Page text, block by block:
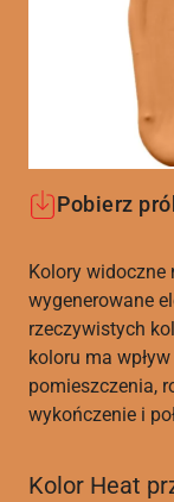
Pobierz
Kolory widoczne
wygenerowane
rzeczywistych
koloru ma
pomieszczenia,
wykończenie i
Kolor Heat